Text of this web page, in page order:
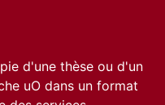
d'une thèse ou d'un
uO dans un format